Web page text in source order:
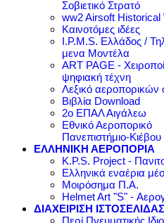
Σοβιετικό Στρατό
ww2 Airsoft Historical
Καινοτόμες ιδέες
I.P.M.S. Ελλάδος /
μενα Μοντέλα
ART PAGE -
ψηφιακή τέχνη
Λεξικό αεροπορικών
Βιβλία Download
2ο ΕΠΑΛ Αιγάλεω
Εθνικό Αεροπορικό
Πανεπιστήμιο-Κιέβου
ΕΛΛΗΝΙΚΗ ΑΕΡΟΠΟΡΙΑ
K.P.S. Project -
Ελληνικά εναέρια
Μοιρόσημα Π.Α.
Helmet Art "S" -
ΔΙΑΧΕΙΡΙΣΗ ΙΣΤΟΣΕΛΙΔΑΣ
Περί Πνευματικής